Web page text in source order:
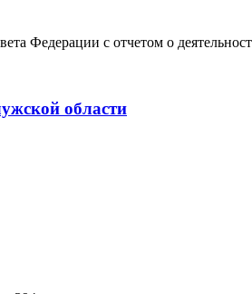
Федерации с отчетом о
области